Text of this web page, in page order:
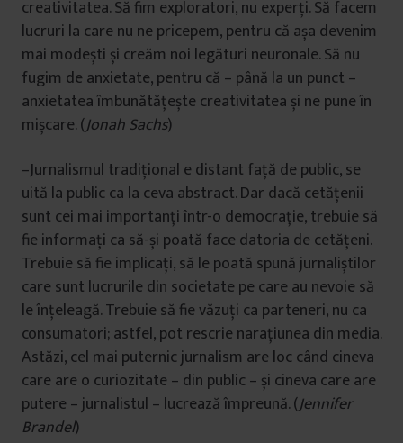
creativitatea. Să fim exploratori, nu experți. Să facem
lucruri la care nu ne pricepem, pentru că așa devenim
mai modești și creăm noi legături neuronale. Să nu
fugim de anxietate, pentru că – până la un punct –
anxietatea îmbunătățește creativitatea și ne pune în
mișcare. (Jonah Sachs)
–Jurnalismul tradițional e distant față de public, se
uită la public ca la ceva abstract. Dar dacă cetățenii
sunt cei mai importanți într-o democrație, trebuie să
fie informați ca să-și poată face datoria de cetățeni.
Trebuie să fie implicați, să le poată spună jurnaliștilor
care sunt lucrurile din societate pe care au nevoie să
le înțeleagă. Trebuie să fie văzuți ca parteneri, nu ca
consumatori; astfel, pot rescrie narațiunea din media.
Astăzi, cel mai puternic jurnalism are loc când cineva
care are o curiozitate – din public – și cineva care are
putere – jurnalistul – lucrează împreună. (Jennifer
Brandel)